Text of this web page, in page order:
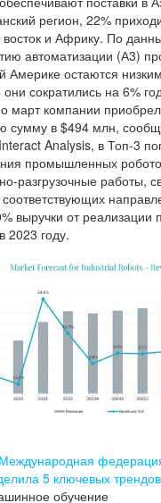
регион, 22%
и Африку. По
автоматизации (А3)
Америке остаются
сократились на 6%
март компании
сумму в $494 млн,
Analysis, в Топ-3
промышленных
разгрузочные работы,
выручки от
2023 году.
Международная
5 ключевых
обучение